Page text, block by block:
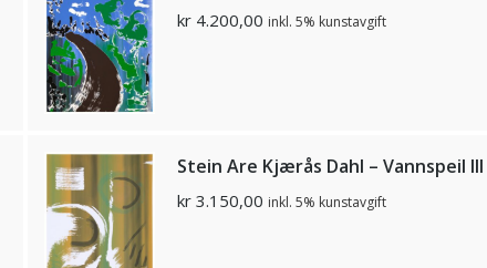
kr4.200,00 inkl. 5% kunstavgift
Stein Are Kjærås Dahl – Vannspeil lll
kr3.150,00 inkl. 5% kunstavgift